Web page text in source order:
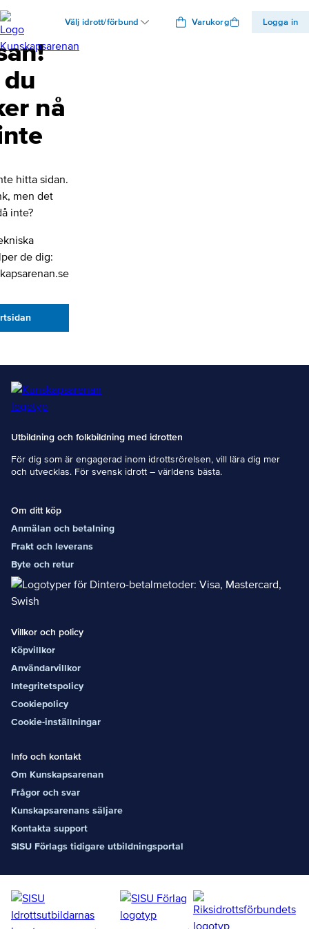
Välj idrott/förbund Varukorg Logga in
nå
hitta sidan.
men det
inte?
de dig:
Utbildning och folkbildning med idrotten
För dig som är engagerad inom idrottsrörelsen, vill lära dig mer
och utvecklas. För svensk idrott – världens bästa.
Om ditt köp
Anmälan och betalning
Frakt och leverans
Byte och retur
Villkor och policy
Köpvillkor
Användarvillkor
Integritetspolicy
Cookiepolicy
Cookie-inställningar
Info och kontakt
Om Kunskapsarenan
Frågor och svar
Kunskapsarenans säljare
Kontakta support
SISU Förlags tidigare utbildningsportal